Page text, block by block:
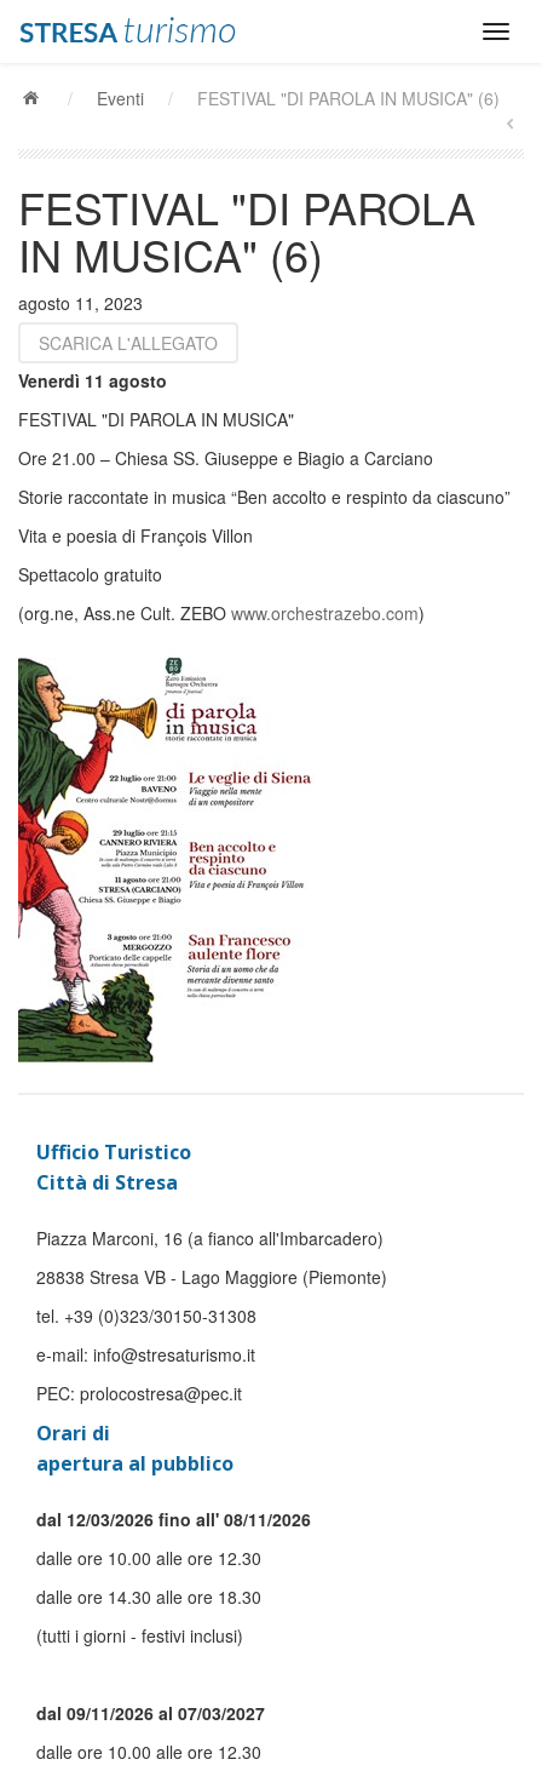
/ Eventi / FESTIVAL "DI PAROLA IN MUSICA" (6)
FESTIVAL "DI PAROLA
IN MUSICA" (6)
agosto 11, 2023
SCARICA L'ALLEGATO
Venerdì 11 agosto
FESTIVAL "DI PAROLA IN MUSICA"
Ore 21.00 – Chiesa SS. Giuseppe e Biagio a Carciano
Storie raccontate in musica “Ben accolto e respinto da ciascuno”
Vita e poesia di François Villon
Spettacolo gratuito
(org.ne, Ass.ne Cult. ZEBO www.orchestrazebo.com)
Ufficio Turistico
Città di Stresa
Piazza Marconi, 16 (a fianco all'Imbarcadero)
28838 Stresa VB - Lago Maggiore (Piemonte)
tel. +39 (0)323/30150-31308
e-mail: info@stresaturismo.it
PEC: prolocostresa@pec.it
Orari di
apertura al pubblico
dal 12/03/2026 fino all' 08/11/2026
dalle ore 10.00 alle ore 12.30
dalle ore 14.30 alle ore 18.30
(tutti i giorni - festivi inclusi)
dal 09/11/2026 al 07/03/2027
dalle ore 10.00 alle ore 12.30